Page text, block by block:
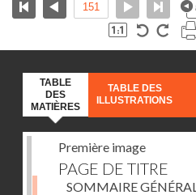
TABLE
DES
MATIÈRES
TABLE DES
ILLUSTRATIONS
Première image
PAGE DE TITRE
SOMMAIRE GÉNÉRAL